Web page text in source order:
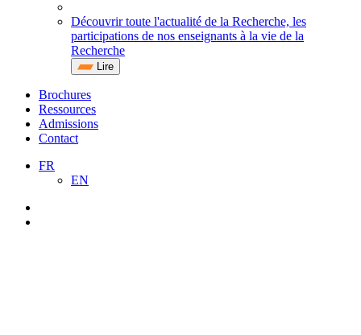
Découvrir toute l'actualité de la Recherche, les
participations de nos enseignants à la vie de la
Recherche
Lire
Brochures
Ressources
Admissions
Contact
FR
EN